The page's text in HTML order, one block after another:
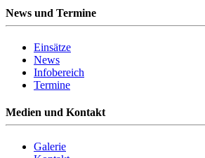
News und Termine
Einsätze
News
Infobereich
Termine
Medien und Kontakt
Galerie